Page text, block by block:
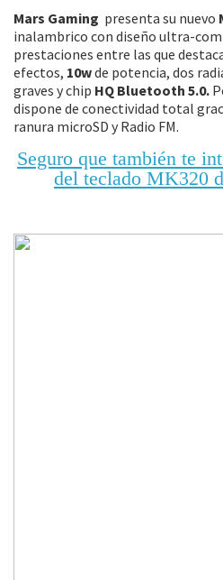
Mars Gaming presenta su nuevo
inalambrico con diseño ultra-
prestaciones entre las que
efectos, 10wde potencia, dos
graves y chip HQ Bluetooth 5.0.
dispone de conectividad total
ranura microSD y Radio FM.
Seguro que también te
del teclado MK320